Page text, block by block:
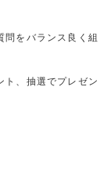
をバランス良く組
、抽選でプレゼン